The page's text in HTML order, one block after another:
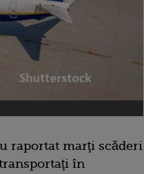
raportat marţi scăderi
în